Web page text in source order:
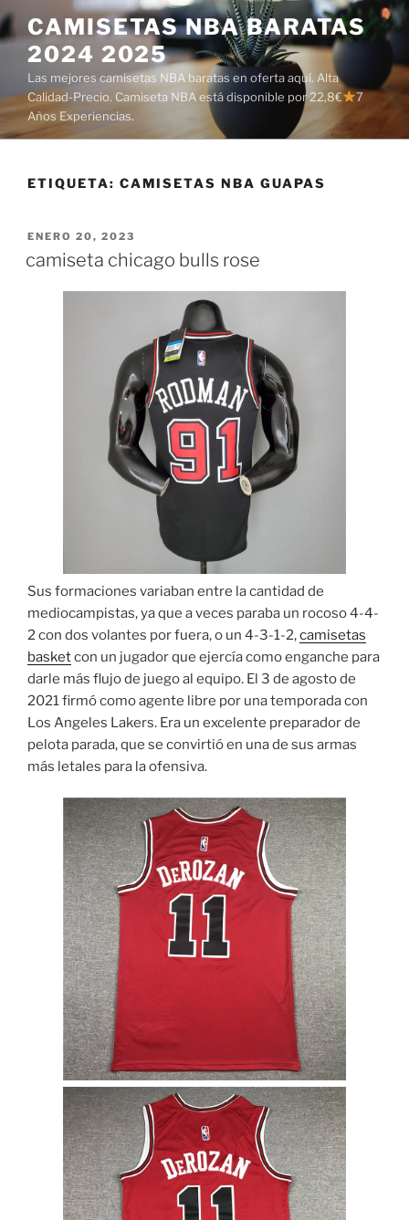
Saltar
al
contenido
CAMISETAS NBA BARATAS
2024 2025
Las mejores camisetas NBA baratas en oferta aquí. Alta
Calidad-Precio. Camiseta NBA está disponible por 22,8€
7
Años Experiencias.
ETIQUETA: CAMISETAS NBA GUAPAS
PUBLICADO
ENERO 20, 2023
camiseta chicago bulls rose
Sus formaciones variaban entre la cantidad de
mediocampistas, ya que a veces paraba un rocoso 4-4-
2 con dos volantes por fuera, o un 4-3-1-2,camisetas
basketcon un jugador que ejercía como enganche para
darle más flujo de juego al equipo. El 3 de agosto de
2021 firmó como agente libre por una temporada con
Los Angeles Lakers. Era un excelente preparador de
pelota parada, que se convirtió en una de sus armas
más letales para la ofensiva.